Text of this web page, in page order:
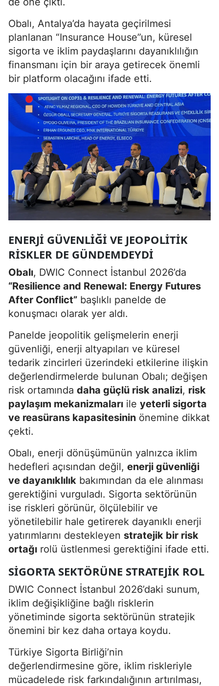
Obalı, Antalya’da hayata geçirilmesi
planlanan “Insurance House”un, küresel
sigorta ve iklim paydaşlarını dayanıklılığın
finansmanı için bir araya getirecek önemli
bir platform olacağını ifade etti.
ENERJI GÜVENLIĞI VE JEOPOLITIK
RISKLER DE GÜNDEMDEYDI
Obalı, DWIC Connect İstanbul 2026’da
“Resilience and Renewal: Energy Futures
After Conflict” başlıklı panelde de
konuşmacı olarak yer aldı.
Panelde jeopolitik gelişmelerin enerji
güvenliği, enerji altyapıları ve küresel
tedarik zincirleri üzerindeki etkilerine ilişkin
değerlendirmelerde bulunan Obalı; değişen
risk ortamında daha güçlü risk analizi, risk
paylaşım mekanizmaları ile yeterli sigorta
ve reasürans kapasitesinin önemine dikkat
çekti.
Obalı, enerji dönüşümünün yalnızca iklim
hedefleri açısından değil, enerji güvenliği
ve dayanıklılık bakımından da ele alınması
gerektiğini vurguladı. Sigorta sektörünün
ise riskleri görünür, ölçülebilir ve
yönetilebilir hale getirerek dayanıklı enerji
yatırımlarını destekleyen stratejik bir risk
ortağı rolü üstlenmesi gerektiğini ifade etti.
SIGORTA SEKTÖRÜNE STRATEJIK ROL
DWIC Connect İstanbul 2026’daki sunum,
iklim değişikliğine bağlı risklerin
yönetiminde sigorta sektörünün stratejik
önemini bir kez daha ortaya koydu.
Türkiye Sigorta Birliği’nin
değerlendirmesine göre, iklim riskleriyle
mücadelede risk farkındalığının artırılması,